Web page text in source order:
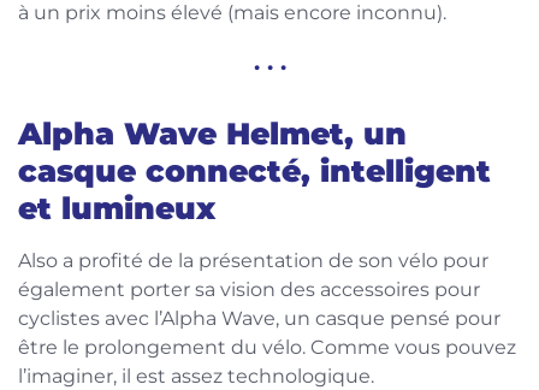
à un prix moins élevé (mais encore inconnu).
. . .
Alpha Wave Helmet, un
casque connecté, intelligent
et lumineux
Also a profité de la présentation de son vélo pour
également porter sa vision des accessoires pour
cyclistes avec l’Alpha Wave, un casque pensé pour
être le prolongement du vélo. Comme vous pouvez
l’imaginer, il est assez technologique.